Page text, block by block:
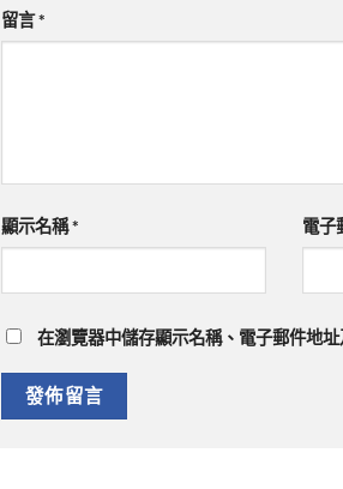
留言*
顯示名稱* 電子
在瀏覽器中儲存顯示名稱、電子郵件地